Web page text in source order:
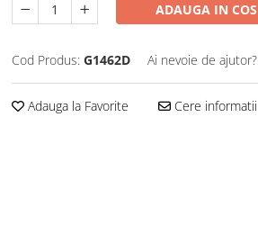
ADAUGA IN COS
Cod Produs: G1462D Ai nevoie de ajutor?
Adauga la Favorite Cere informatii